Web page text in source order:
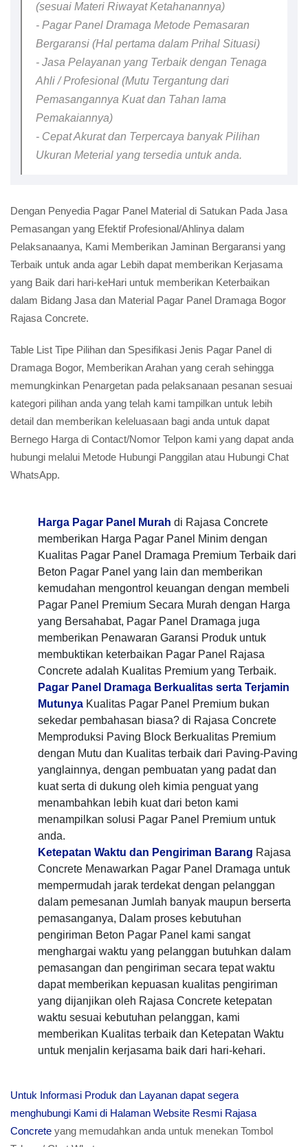
(sesuai Materi Riwayat Ketahanannya)
- Pagar Panel Dramaga Metode Pemasaran
Bergaransi (Hal pertama dalam Prihal Situasi)
- Jasa Pelayanan yang Terbaik dengan Tenaga
Ahli / Profesional (Mutu Tergantung dari
Pemasangannya Kuat dan Tahan lama
Pemakaiannya)
- Cepat Akurat dan Terpercaya banyak Pilihan
Ukuran Meterial yang tersedia untuk anda.
Dengan Penyedia Pagar Panel Material di Satukan Pada Jasa
Pemasangan yang Efektif Profesional/Ahlinya dalam
Pelaksanaanya, Kami Memberikan Jaminan Bergaransi yang
Terbaik untuk anda agar Lebih dapat memberikan Kerjasama
yang Baik dari hari-keHari untuk memberikan Keterbaikan
dalam Bidang Jasa dan Material Pagar Panel Dramaga Bogor
Rajasa Concrete.
Table List Tipe Pilihan dan Spesifikasi Jenis Pagar Panel di
Dramaga Bogor, Memberikan Arahan yang cerah sehingga
memungkinkan Penargetan pada pelaksanaan pesanan sesuai
kategori pilihan anda yang telah kami tampilkan untuk lebih
detail dan memberikan keleluasaan bagi anda untuk dapat
Bernego Harga di Contact/Nomor Telpon kami yang dapat anda
hubungi melalui Metode Hubungi Panggilan atau Hubungi Chat
WhatsApp.
Harga Pagar Panel Murah di Rajasa Concrete
memberikan Harga Pagar Panel Minim dengan
Kualitas Pagar Panel Dramaga Premium Terbaik dari
Beton Pagar Panel yang lain dan memberikan
kemudahan mengontrol keuangan dengan membeli
Pagar Panel Premium Secara Murah dengan Harga
yang Bersahabat, Pagar Panel Dramaga juga
memberikan Penawaran Garansi Produk untuk
membuktikan keterbaikan Pagar Panel Rajasa
Concrete adalah Kualitas Premium yang Terbaik.
Pagar Panel Dramaga Berkualitas serta Terjamin
Mutunya Kualitas Pagar Panel Premium bukan
sekedar pembahasan biasa? di Rajasa Concrete
Memproduksi Paving Block Berkualitas Premium
dengan Mutu dan Kualitas terbaik dari Paving-Paving
yanglainnya, dengan pembuatan yang padat dan
kuat serta di dukung oleh kimia penguat yang
menambahkan lebih kuat dari beton kami
menampilkan solusi Pagar Panel Premium untuk
anda.
Ketepatan Waktu dan Pengiriman Barang Rajasa
Concrete Menawarkan Pagar Panel Dramaga untuk
mempermudah jarak terdekat dengan pelanggan
dalam pemesanan Jumlah banyak maupun berserta
pemasanganya, Dalam proses kebutuhan
pengiriman Beton Pagar Panel kami sangat
menghargai waktu yang pelanggan butuhkan dalam
pemasangan dan pengiriman secara tepat waktu
dapat memberikan kepuasan kualitas pengiriman
yang dijanjikan oleh Rajasa Concrete ketepatan
waktu sesuai kebutuhan pelanggan, kami
memberikan Kualitas terbaik dan Ketepatan Waktu
untuk menjalin kerjasama baik dari hari-kehari.
Untuk Informasi Produk dan Layanan dapat segera
menghubungi Kami di Halaman Website Resmi Rajasa
Concrete yang memudahkan anda untuk menekan Tombol